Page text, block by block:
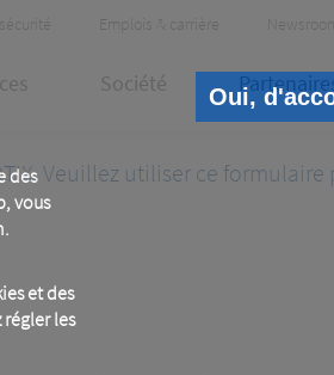
des
vous
et des
régler les
Oui,
Emplois & carrière
Société
Veuillez utiliser ce